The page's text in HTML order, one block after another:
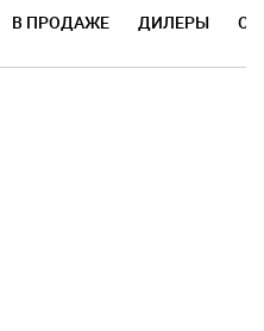
В ПРОДАЖЕ ДИЛЕРЫ